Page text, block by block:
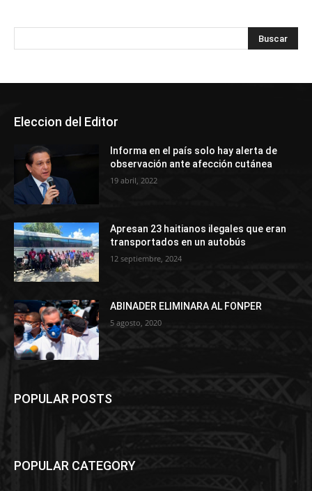
Eleccion del Editor
Informa en el país solo hay alerta de
observación ante afección cutánea
19 abril, 2022
Apresan 23 haitianos ilegales que eran
transportados en un autobús
12 septiembre, 2024
ABINADER ELIMINARA AL FONPER
5 agosto, 2020
POPULAR POSTS
POPULAR CATEGORY